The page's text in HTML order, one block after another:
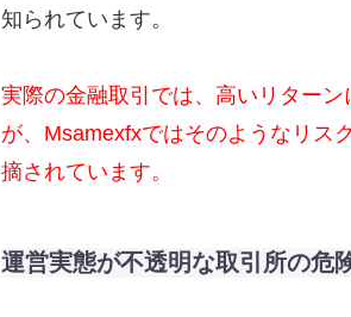
知られています。
実際の金融取引では、高いリター
が、Msamexfxではそのようなリス
摘されています。
運営実態が不透明な取引所の危